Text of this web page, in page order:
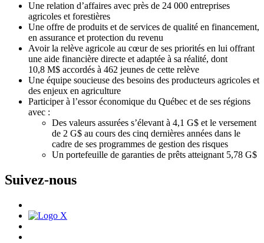
Une relation d’affaires avec près de 24 000 entreprises
agricoles et forestières
Une offre de produits et de services de qualité en financement,
en assurance et protection du revenu
Avoir la relève agricole au cœur de ses priorités en lui offrant
une aide financière directe et adaptée à sa réalité, dont
10,8 M$ accordés à 462 jeunes de cette relève
Une équipe soucieuse des besoins des producteurs agricoles et
des enjeux en agriculture
Participer à l’essor économique du Québec et de ses régions
avec :
Des valeurs assurées s’élevant à 4,1 G$ et le versement
de 2 G$ au cours des cinq dernières années dans le
cadre de ses programmes de gestion des risques
Un portefeuille de garanties de prêts atteignant 5,78 G$
Suivez-nous